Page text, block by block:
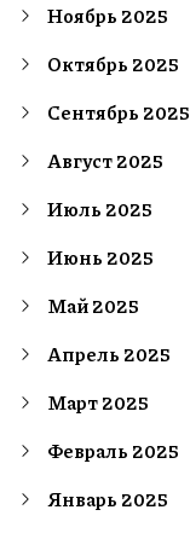
Ноябрь 2025
Октябрь 2025
Сентябрь 2025
Август 2025
Июль 2025
Июнь 2025
Май 2025
Апрель 2025
Март 2025
Февраль 2025
Январь 2025